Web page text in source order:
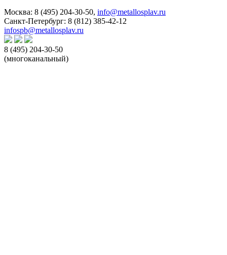
Москва: 8 (495) 204-30-50, info@metallosplav.ru
Санкт-Петербург: 8 (812) 385-42-12
infospb@metallosplav.ru
8 (495) 204-30-50
(многоканальный)